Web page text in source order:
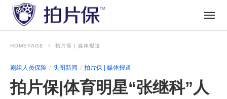
HOMEPAGE 拍片保 | 媒体报道
剧组人员保险 头图新闻 拍片保 | 媒体报道
拍片保|体育明星“张继科”人